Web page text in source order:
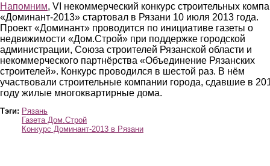
Напомним, VI некоммерческий конкурс строительных
«Доминант-2013» стартовал в Рязани 10 июля 2013 года.
Проект «Доминант» проводится по инициативе газеты о
недвижимости «Дом.Строй» при поддержке городской
администрации, Союза строителей Рязанской области и
некоммерческого партнёрства «Объединение Рязанских
строителей». Конкурс проводился в шестой раз. В нём
участвовали строительные компании города, сдавшие в
году жилые многоквартирные дома.
Тэги: Рязань
Газета Дом.Строй
Конкурс Доминант-2013 в Рязани